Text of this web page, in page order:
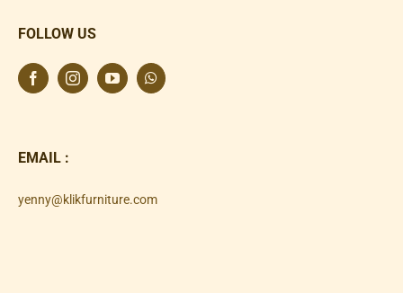
FOLLOW US
EMAIL :
yenny@klikfurniture.com